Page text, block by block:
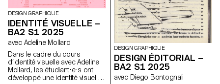
DESIGN GRAPHIQUE
IDENTITÉ VISUELLE –
BA2 S1 2025
avec Adeline Mollard
Dans le cadre du cours
d’identité visuelle avec Adeline
Mollard, les étudiant·e·s ont
développé une identité visuelle
DESIGN GRAPHIQUE
DESIGN ÉDITORIAL –
BA2 S1 2025
avec Diego Bontognali